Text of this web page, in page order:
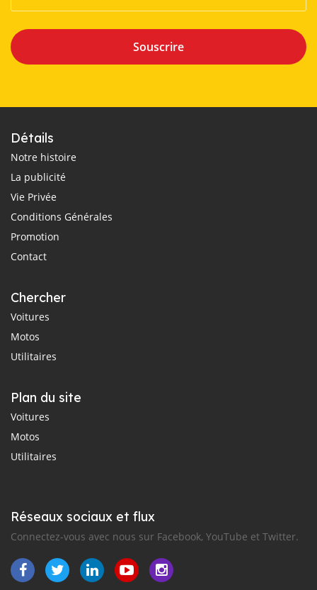
Souscrire
Détails
Notre histoire
La publicité
Vie Privée
Conditions Générales
Promotion
Contact
Chercher
Voitures
Motos
Utilitaires
Plan du site
Voitures
Motos
Utilitaires
Réseaux sociaux et flux
Connectez-vous avec nous sur Facebook, YouTube et Twitter.